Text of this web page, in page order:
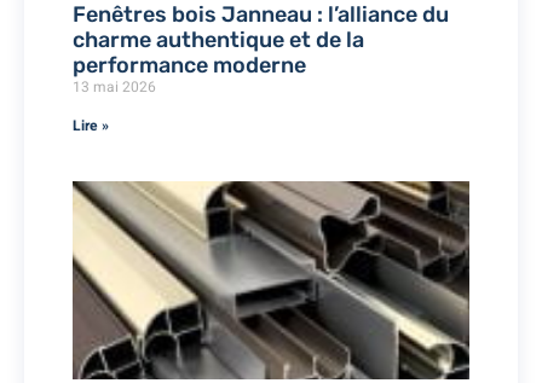
Fenêtres bois Janneau : l’alliance du
charme authentique et de la
performance moderne
13 mai 2026
Lire »